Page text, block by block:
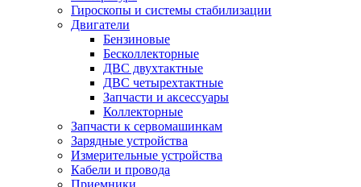
Гироскопы и системы стабилизации
Двигатели
Бензиновые
Бесколлекторные
ДВС двухтактные
ДВС четырехтактные
Запчасти и аксессуары
Коллекторные
Запчасти к сервомашинкам
Зарядные устройства
Измерительные устройства
Кабели и провода
Приемники